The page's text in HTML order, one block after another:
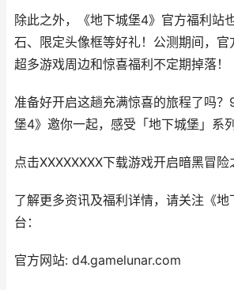
除此之外，《地下城堡4》官方福利站
石、限定头像框等好礼！公测期间，官
超多游戏周边和惊喜福利不定期掉落！
准备好开启这趟充满惊喜的旅程了吗
堡4》邀你一起，感受「地下城堡」系
点击XXXXXXXX下载游戏开启暗黑冒险
了解更多资讯及福利详情，请关注《
台：
官方网站: d4.gamelunar.com